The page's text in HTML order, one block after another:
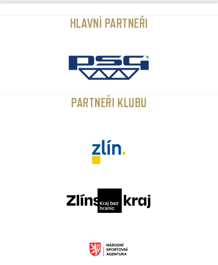
HLAVNÍ PARTNEŘI
PARTNEŘI KLUBU